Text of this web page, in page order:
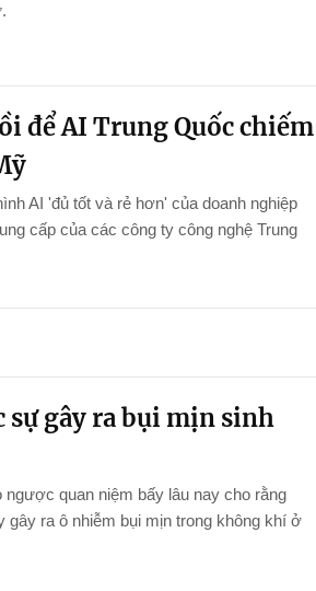
để AI Trung Quốc chiếm
AI 'đủ tốt và rẻ hơn' của doanh nghiệp
cấp của các công ty công nghệ Trung
gây ra bụi mịn sinh
quan niệm bấy lâu nay cho rằng
gây ra ô nhiễm bụi mịn trong không khí ở